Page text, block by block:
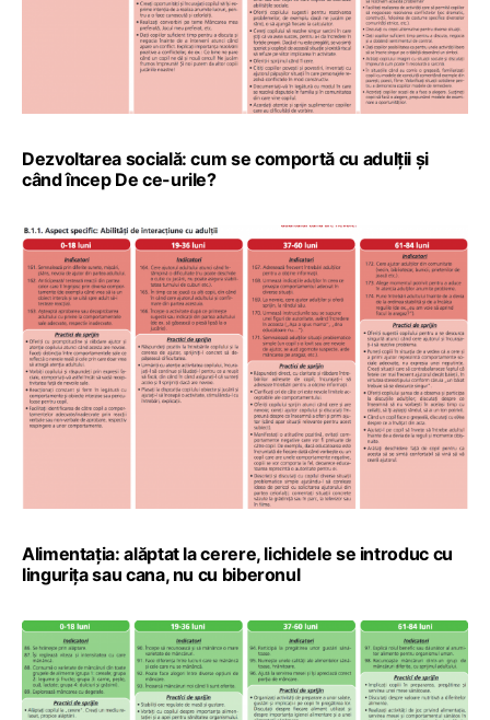
Dezvoltarea socială: cum se comportă cu adulții și
când încep De ce-urile?
Alimentația: alăptat la cerere, lichidele se introduc cu
lingurița sau cana, nu cu biberonul